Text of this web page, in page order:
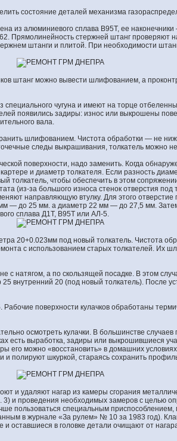
состояние деталей механизма
из алюминиевого сплава В95Т, ее
Прямолинейность стержней штанг проверяют
штанги и плитой. При необходимости
штанг можно вывести шлифованием, а
чугуна и имеют на торце
появились задиры: износ или выкрошены
вала.
шлифованием. Чистота обработки — не
следы выкрашивания, толкатель можно
поверхности, надо заменить. Когда
и диаметр толкателя. Если разность
толкатель, чтобы обеспечить в этом
(из-за большого износа стенок отверстия под
направляющую втулку. Для этого отверстие
— до 25 мм. а диаметр 22 мм — до 27,5 мм.
сплава Д1Т, В95Т или АЛ-5.
20+0.023мм под новый толкатель. Чистота
с использованием старых толкателей. Их
с натягом, а по скользящей посадке. В этом
внутренний 20 (под новый толкатель). После
поверхности кулачков обработаны
осмотреть кулачки. В большинстве
есть выработка, задиры или выкрошившиеся
его можно «восстановить» в домашних
полируют шкуркой, стараясь сохранить
и удаляют нагар из камеры сгорания
и проведения необходимых замеров с целью
пользоваться специальным
в журнале «За рулем» № 10 за 1983 год).
и оставшиеся в головке детали очищают от